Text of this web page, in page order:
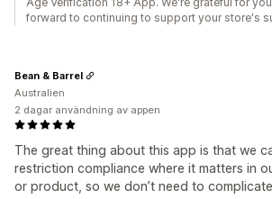
forward to continuing to support your store's
The great thing about this app is that we
restriction compliance where it matters in
or product, so we don’t need to
Bean & Barrel
Australien
2 dagar användning av appen